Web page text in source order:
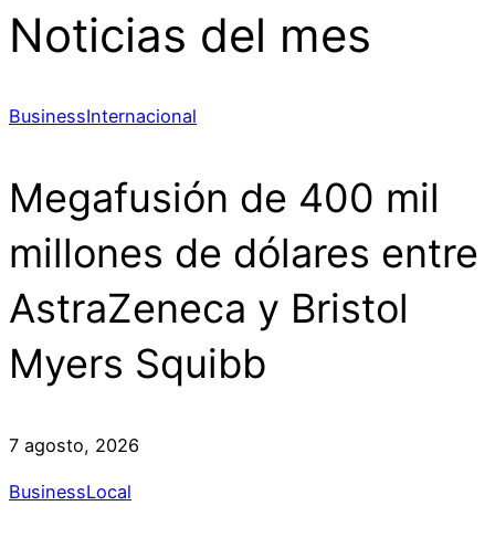
Noticias del mes
BusinessInternacional
Megafusión de 400 mil
millones de dólares entre
AstraZeneca y Bristol
Myers Squibb
7 agosto, 2026
BusinessLocal